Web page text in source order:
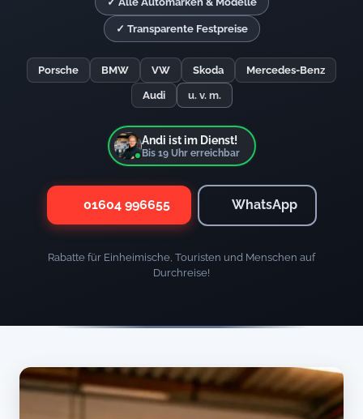
✓ Transparente Festpreise
Porsche BMW VW Skoda Mercedes-Benz
Audi u. v. m.
Andi ist im Dienst!
Bis 19Uhr erreichbar
01604 996655 WhatsApp
Rabatte für Einheimische, Touristen und Menschen auf
Durchreise!